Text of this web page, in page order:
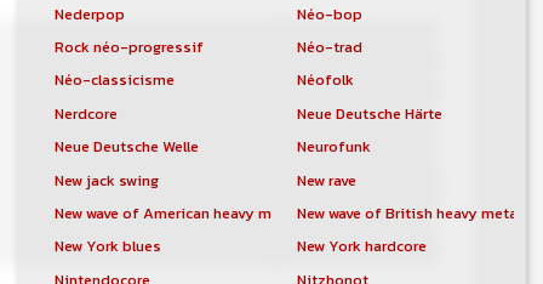
Nederpop
Néo-bop
Rock néo-progressif
Néo-trad
Néo-classicisme
Néofolk
Nerdcore
Neue Deutsche Härte
Neue Deutsche Welle
Neurofunk
New jack swing
New rave
New wave of American heavy metalNew wave of British heavy metal
New York blues
New York hardcore